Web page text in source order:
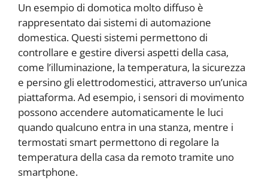
Un esempio di domotica molto diffuso è
rappresentato dai sistemi di automazione
domestica. Questi sistemi permettono di
controllare e gestire diversi aspetti della casa,
come l’illuminazione, la temperatura, la sicurezza
e persino gli elettrodomestici, attraverso un’unica
piattaforma. Ad esempio, i sensori di movimento
possono accendere automaticamente le luci
quando qualcuno entra in una stanza, mentre i
termostati smart permettono di regolare la
temperatura della casa da remoto tramite uno
smartphone.